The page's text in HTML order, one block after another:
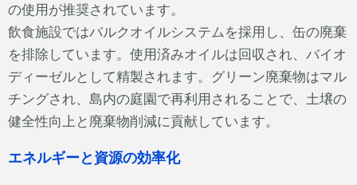
の使用が推奨されています。
飲食施設ではバルクオイルシステムを採用し、缶の廃棄
を排除しています。使用済みオイルは回収され、バイオ
ディーゼルとして精製されます。グリーン廃棄物はマル
チングされ、島内の庭園で再利用されることで、土壌の
健全性向上と廃棄物削減に貢献しています。
エネルギーと資源の効率化